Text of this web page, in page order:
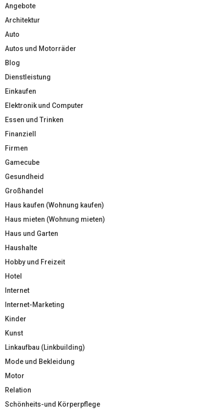
Angebote
Architektur
Auto
Autos und Motorräder
Blog
Dienstleistung
Einkaufen
Elektronik und Computer
Essen und Trinken
Finanziell
Firmen
Gamecube
Gesundheid
Großhandel
Haus kaufen (Wohnung kaufen)
Haus mieten (Wohnung mieten)
Haus und Garten
Haushalte
Hobby und Freizeit
Hotel
Internet
Internet-Marketing
Kinder
Kunst
Linkaufbau (Linkbuilding)
Mode und Bekleidung
Motor
Relation
Schönheits-und Körperpflege